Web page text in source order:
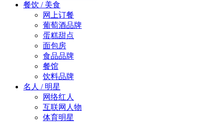
餐饮 / 美食
网上订餐
葡萄酒品牌
蛋糕甜点
面包房
食品品牌
餐馆
饮料品牌
名人 / 明星
网络红人
互联网人物
体育明星